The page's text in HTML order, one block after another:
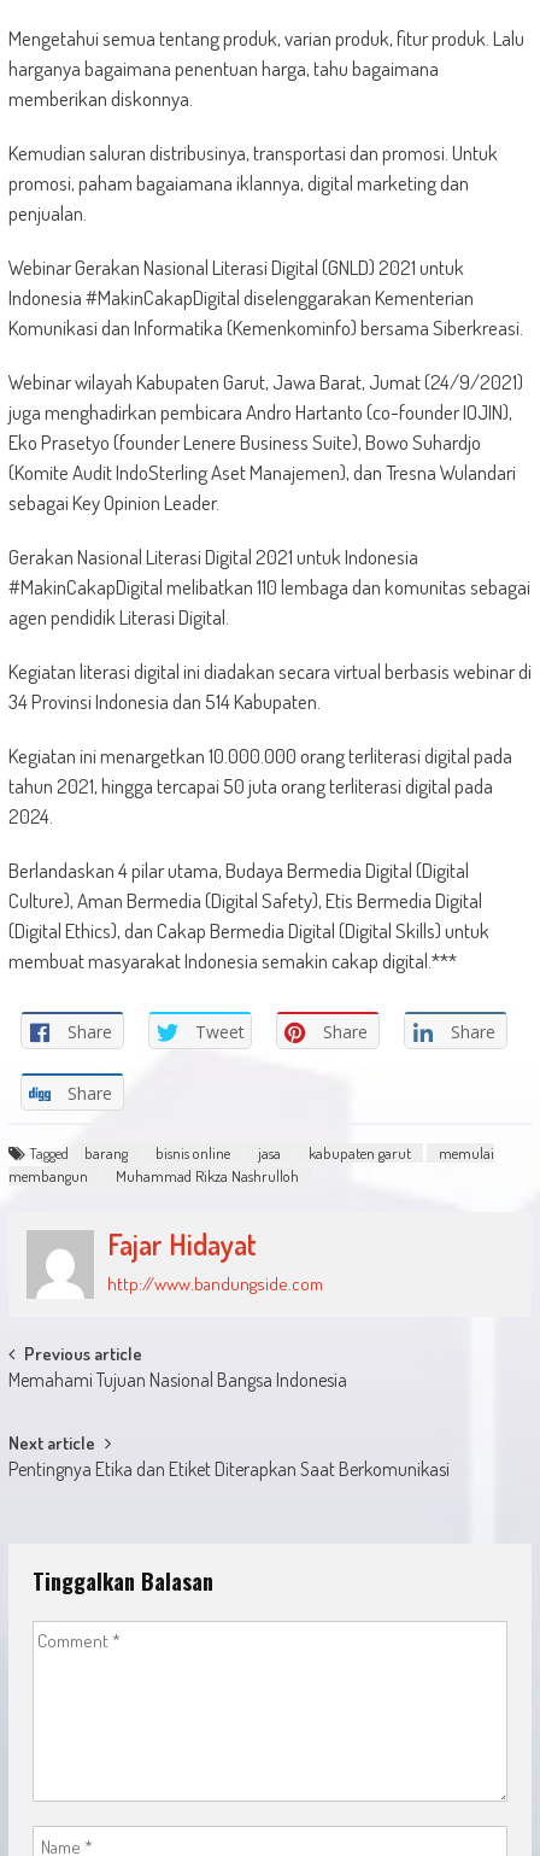
Mengetahui semua tentang produk, varian produk, fitur produk. Lalu
harganya bagaimana penentuan harga, tahu bagaimana
memberikan diskonnya.
Kemudian saluran distribusinya, transportasi dan promosi. Untuk
promosi, paham bagaiamana iklannya, digital marketing dan
penjualan.
Webinar Gerakan Nasional Literasi Digital (GNLD) 2021 untuk
Indonesia #MakinCakapDigital diselenggarakan Kementerian
Komunikasi dan Informatika (Kemenkominfo) bersama Siberkreasi.
Webinar wilayah Kabupaten Garut, Jawa Barat, Jumat (24/9/2021)
juga menghadirkan pembicara Andro Hartanto (co-founder IOJIN),
Eko Prasetyo (founder Lenere Business Suite), Bowo Suhardjo
(Komite Audit IndoSterling Aset Manajemen), dan Tresna Wulandari
sebagai Key Opinion Leader.
Gerakan Nasional Literasi Digital 2021 untuk Indonesia
#MakinCakapDigital melibatkan 110 lembaga dan komunitas sebagai
agen pendidik Literasi Digital.
Kegiatan literasi digital ini diadakan secara virtual berbasis webinar di
34 Provinsi Indonesia dan 514 Kabupaten.
Kegiatan ini menargetkan 10.000.000 orang terliterasi digital pada
tahun 2021, hingga tercapai 50 juta orang terliterasi digital pada
2024.
Berlandaskan 4 pilar utama, Budaya Bermedia Digital (Digital
Culture), Aman Bermedia (Digital Safety), Etis Bermedia Digital
(Digital Ethics), dan Cakap Bermedia Digital (Digital Skills) untuk
membuat masyarakat Indonesia semakin cakap digital.***
Share Tweet Share Share
Share
Tagged barang bisnis online jasa kabupaten garut
memulai
membangun
Muhammad Rikza Nashrulloh
Fajar Hidayat
http://www.bandungside.com
Post
navigation
Previous article
Memahami Tujuan Nasional Bangsa Indonesia
Next article
Pentingnya Etika dan Etiket Diterapkan Saat Berkomunikasi
Tinggalkan Balasan